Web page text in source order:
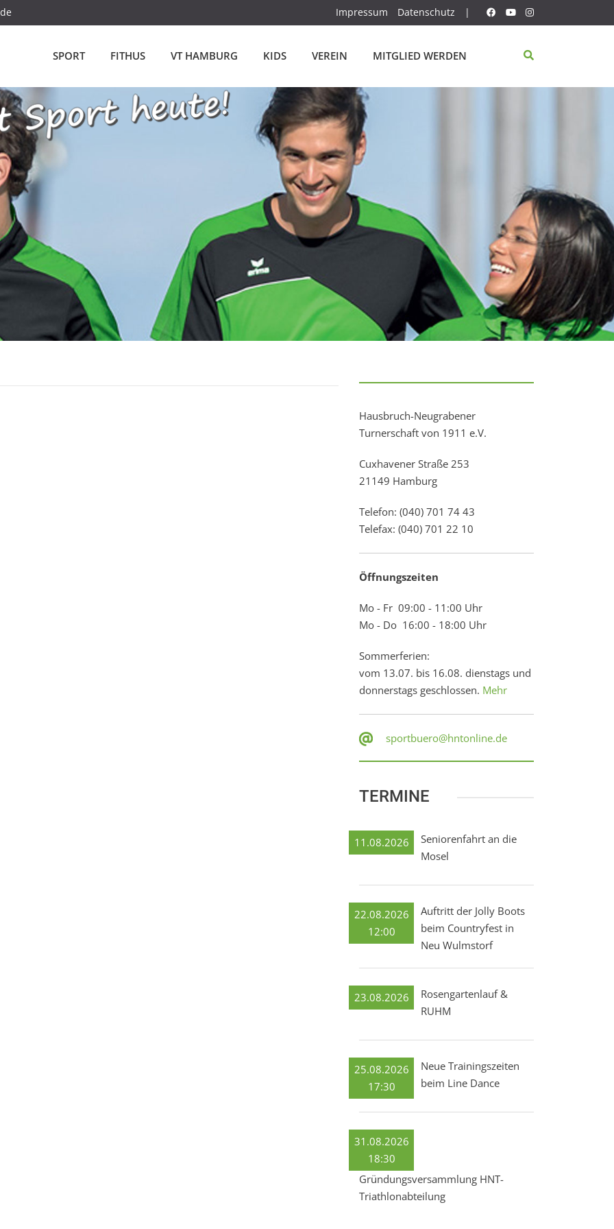
Impressum Datenschutz |
SPORT FITHUS VT HAMBURG KIDS VEREIN MITGLIED WERDEN
Hausbruch-Neugrabener
Turnerschaft von 1911 e.V.
Cuxhavener Straße 253
21149 Hamburg
Telefon: (040) 701 74 43
Telefax: (040) 701 22 10
Öffnungszeiten
Mo - Fr 09:00 - 11:00 Uhr
Mo - Do 16:00 - 18:00 Uhr
Sommerferien:
vom 13.07. bis 16.08. dienstags und
donnerstags geschlossen. Mehr
sportbuero@hntonline.de
TERMINE
11.08.2026
Seniorenfahrt an die
Mosel
22.08.2026
12:00
Auftritt der Jolly Boots
beim Countryfest in
Neu Wulmstorf
23.08.2026
Rosengartenlauf &
RUHM
25.08.2026
17:30
Neue Trainingszeiten
beim Line Dance
31.08.2026
18:30
Gründungsversammlung HNT-
Triathlonabteilung